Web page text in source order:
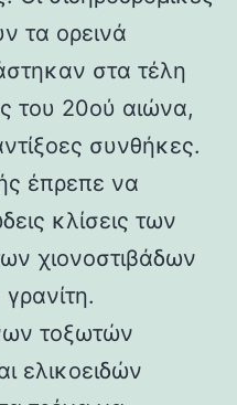
τα ορεινά
στα τέλη
του 20ού αιώνα,
συνθήκες.
έπρεπε να
κλίσεις των
χιονοστιβάδων
τοξωτών
ελικοειδών